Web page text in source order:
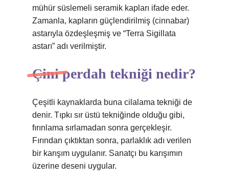
mühür süslemeli seramik kapları ifade eder.
Zamanla, kapların güçlendirilmiş (cinnabar)
astarıyla özdeşleşmiş ve “Terra Sigillata
astarı” adı verilmiştir.
Çini perdah tekniği nedir?
Çeşitli kaynaklarda buna cilalama tekniği de
denir. Tıpkı sır üstü tekniğinde olduğu gibi,
fırınlama sırlamadan sonra gerçekleşir.
Fırından çıktıktan sonra, parlaklık adı verilen
bir karışım uygulanır. Sanatçı bu karışımın
üzerine deseni uygular.